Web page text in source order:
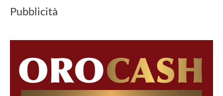
Pira”,
Nicola
Gratteri
Pubblicità